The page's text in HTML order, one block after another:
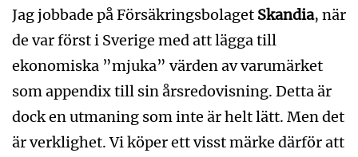
Jag jobbade på Försäkringsbolaget Skandia, när
de var först i Sverige med att lägga till
ekonomiska ”mjuka” värden av varumärket
som appendix till sin årsredovisning. Detta är
dock en utmaning som inte är helt lätt. Men det
är verklighet. Vi köper ett visst märke därför att